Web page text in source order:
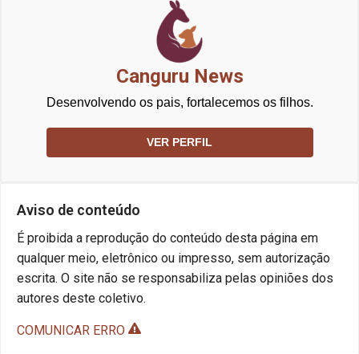
Canguru News
Desenvolvendo os pais, fortalecemos os filhos.
VER PERFIL
Aviso de conteúdo
É proibida a reprodução do conteúdo desta página em
qualquer meio, eletrônico ou impresso, sem autorização
escrita. O site não se responsabiliza pelas opiniões dos
autores deste coletivo.
COMUNICAR ERRO